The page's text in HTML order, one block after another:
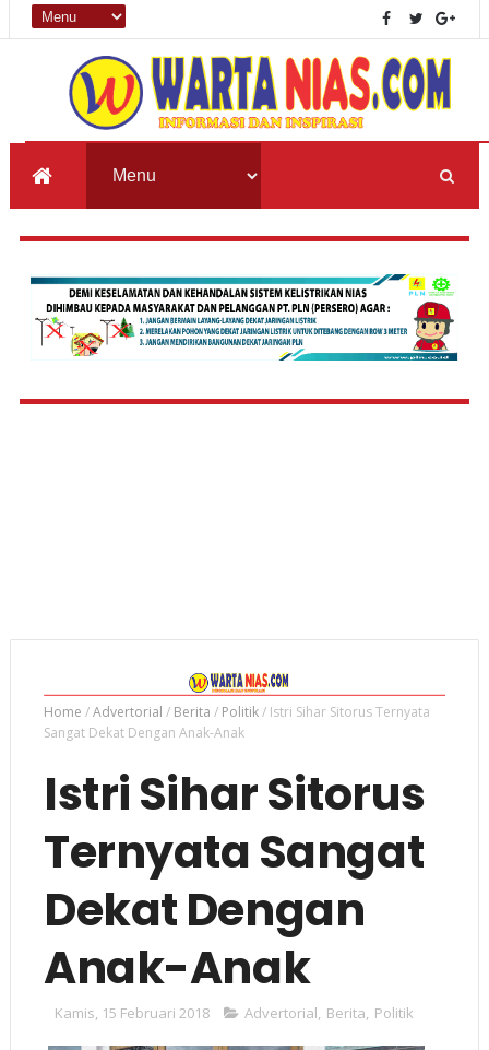
Home /Advertorial / Berita / Politik/ Istri Sihar Sitorus Ternyata
Sangat Dekat Dengan Anak-Anak
Istri Sihar Sitorus
Ternyata Sangat
Dekat Dengan
Anak-Anak
Kamis, 15 Februari 2018 Advertorial, Berita, Politik